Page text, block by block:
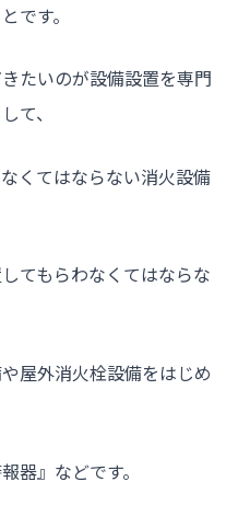
です。
たいのが設備設置を専門
て、
くてはならない消火設備
てもらわなくてはならな
屋外消火栓設備をはじめ
器』などです。